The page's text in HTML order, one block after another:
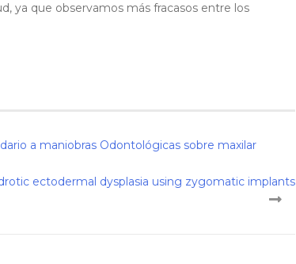
ya que observamos más fracasos entre los
a maniobras Odontológicas sobre maxilar
ectodermal dysplasia using zygomatic implants